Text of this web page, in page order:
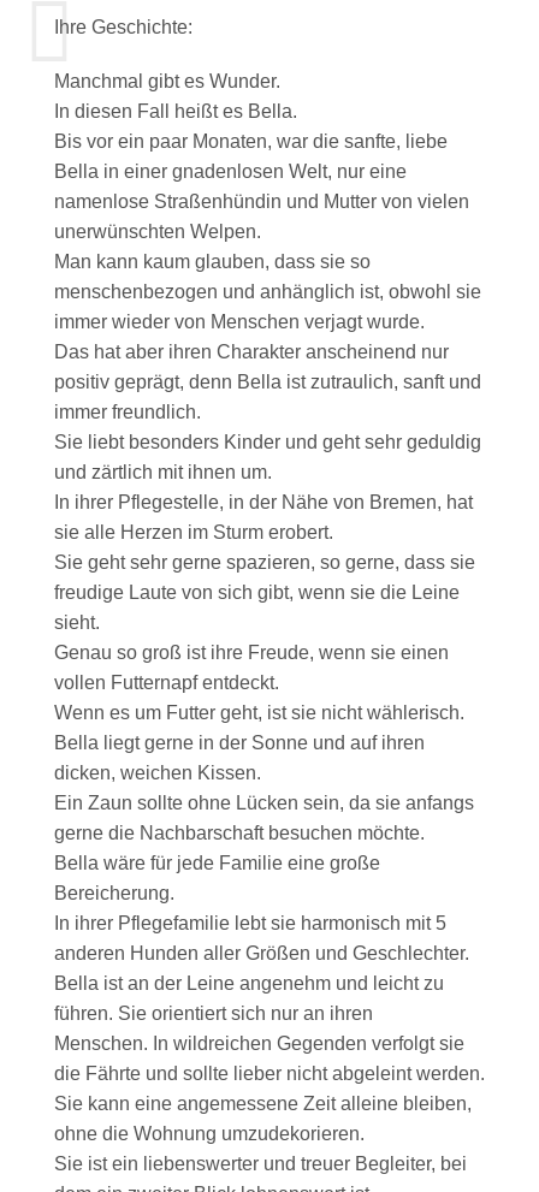
Ihre Geschichte:
Manchmal gibt es Wunder.
In diesen Fall heißt es Bella.
Bis vor ein paar Monaten, war die sanfte, liebe
Bella in einer gnadenlosen Welt, nur eine
namenlose Straßenhündin und Mutter von vielen
unerwünschten Welpen.
Man kann kaum glauben, dass sie so
menschenbezogen und anhänglich ist, obwohl sie
immer wieder von Menschen verjagt wurde.
Das hat aber ihren Charakter anscheinend nur
positiv geprägt, denn Bella ist zutraulich, sanft und
immer freundlich.
Sie liebt besonders Kinder und geht sehr geduldig
und zärtlich mit ihnen um.
In ihrer Pflegestelle, in der Nähe von Bremen, hat
sie alle Herzen im Sturm erobert.
Sie geht sehr gerne spazieren, so gerne, dass sie
freudige Laute von sich gibt, wenn sie die Leine
sieht.
Genau so groß ist ihre Freude, wenn sie einen
vollen Futternapf entdeckt.
Wenn es um Futter geht, ist sie nicht wählerisch.
Bella liegt gerne in der Sonne und auf ihren
dicken, weichen Kissen.
Ein Zaun sollte ohne Lücken sein, da sie anfangs
gerne die Nachbarschaft besuchen möchte.
Bella wäre für jede Familie eine große
Bereicherung.
In ihrer Pflegefamilie lebt sie harmonisch mit 5
anderen Hunden aller Größen und Geschlechter.
Bella ist an der Leine angenehm und leicht zu
führen. Sie orientiert sich nur an ihren
Menschen. In wildreichen Gegenden verfolgt sie
die Fährte und sollte lieber nicht abgeleint werden.
Sie kann eine angemessene Zeit alleine bleiben,
ohne die Wohnung umzudekorieren.
Sie ist ein liebenswerter und treuer Begleiter, bei